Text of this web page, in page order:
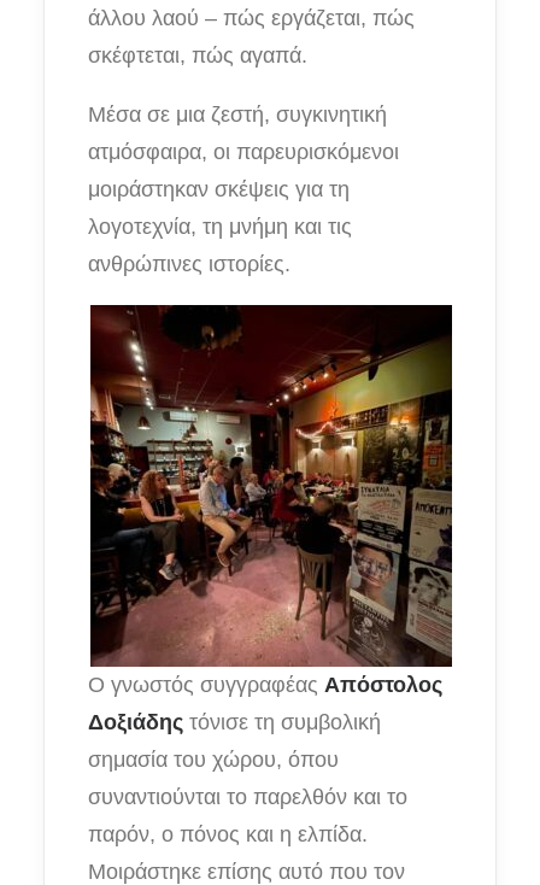
άλλου λαού – πώς εργάζεται, πώς
σκέφτεται, πώς αγαπά.
Μέσα σε μια ζεστή, συγκινητική
ατμόσφαιρα, οι παρευρισκόμενοι
μοιράστηκαν σκέψεις για τη
λογοτεχνία, τη μνήμη και τις
ανθρώπινες ιστορίες.
Ο γνωστός συγγραφέας Απόστολος
Δοξιάδης τόνισε τη συμβολική
σημασία του χώρου, όπου
συναντιούνται το παρελθόν και το
παρόν, ο πόνος και η ελπίδα.
Μοιράστηκε επίσης αυτό που τον